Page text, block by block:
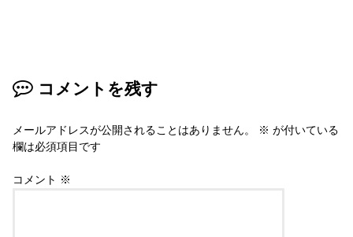
コメントを残す
メールアドレスが公開されることはありません。 ※ が付いている
欄は必須項目です
コメント ※